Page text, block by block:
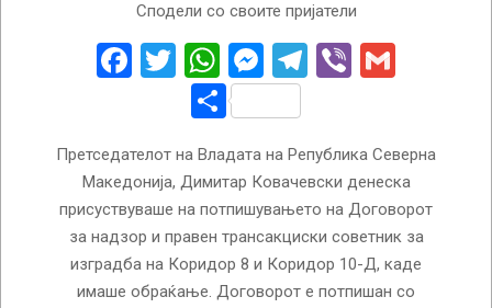
Сподели со своите пријатели
Facebook
Twitter
WhatsApp
Messenger
Telegram
Viber
Share
Претседателот на Владата на Република Северна
Македонија, Димитар Ковачевски денеска
присуствуваше на потпишувањето на Договорот
за надзор и правен трансакциски советник за
изградба на Коридор 8 и Коридор 10-Д, каде
имаше обраќање. Договорот е потпишан со